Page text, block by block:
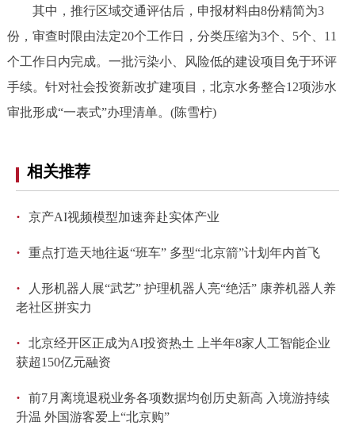
其中，推行区域交通评估后，申报材料由8份精简为3
份，审查时限由法定20个工作日，分类压缩为3个、5个、11
个工作日内完成。一批污染小、风险低的建设项目免于环评
手续。针对社会投资新改扩建项目，北京水务整合12项涉水
审批形成“一表式”办理清单。(陈雪柠)
相关推荐
· 京产AI视频模型加速奔赴实体产业
· 重点打造天地往返“班车” 多型“北京箭”计划年内首飞
·
人形机器人展“武艺” 护理机器人亮“绝活” 康养机器人养
老社区拼实力
·
北京经开区正成为AI投资热土 上半年8家人工智能企业
获超150亿元融资
·
前7月离境退税业务各项数据均创历史新高 入境游持续
升温 外国游客爱上“北京购”